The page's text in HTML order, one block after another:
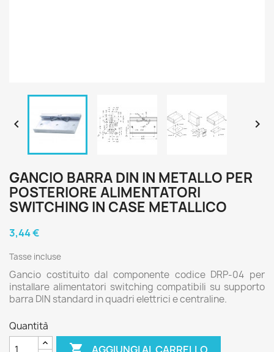
 
GANCIO BARRA DIN IN METALLO PER
POSTERIORE ALIMENTATORI
SWITCHING IN CASE METALLICO
3,44 €
Tasse incluse
Gancio costituito dal componente codice DRP-04 per
installare alimentatori switching compatibili su supporto
barra DIN standard in quadri elettrici e centraline.
Quantità
 AGGIUNGI AL CARRELLO